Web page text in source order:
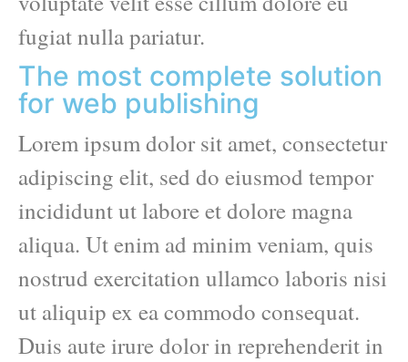
fugiat nulla pariatur.
The most complete solution
for web publishing
Lorem ipsum dolor sit amet, consectetur
adipiscing elit, sed do eiusmod tempor
incididunt ut labore et dolore magna
aliqua. Ut enim ad minim veniam, quis
nostrud exercitation ullamco laboris nisi
ut aliquip ex ea commodo consequat.
Duis aute irure dolor in reprehenderit in